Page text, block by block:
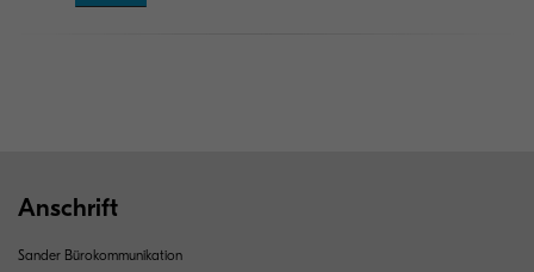
Anschrift
Sander Bürokommunikation